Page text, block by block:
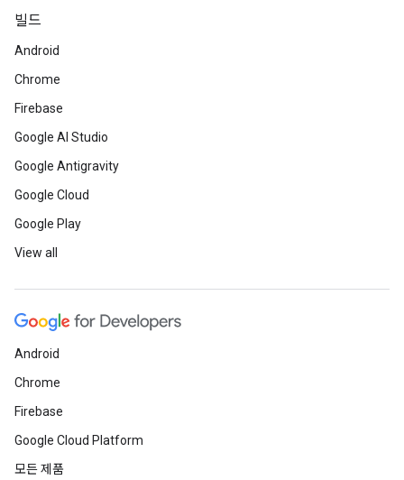
빌드
Android
Chrome
Firebase
Google AI Studio
Google Antigravity
Google Cloud
Google Play
View all
Android
Chrome
Firebase
Google Cloud Platform
모든 제품